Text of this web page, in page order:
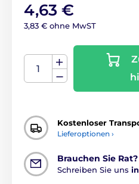
4,63 €
3,83 € ohne MwST
Kostenloser
Lieferoptionen ›
Brauchen Sie Rat?
Schreiben Sie uns